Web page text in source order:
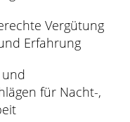
Vergütung
Erfahrung
für Nacht-,